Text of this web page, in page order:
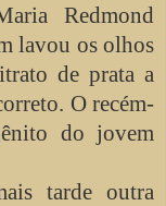
Redmond
lavou os olhos
de prata a
O recém-
do jovem
tarde outra